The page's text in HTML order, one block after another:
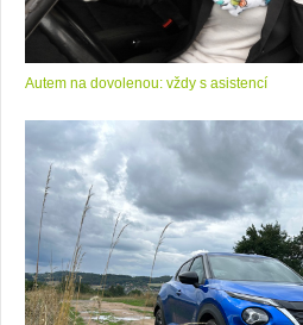
Autem na dovolenou: vždy s asistencí